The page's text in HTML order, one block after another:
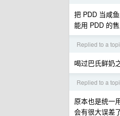
把 PDD 当咸
能用 PDD 的
Replied to a
喝过巴氏鲜奶
Replied to a
原本也是统一
会有很大误差